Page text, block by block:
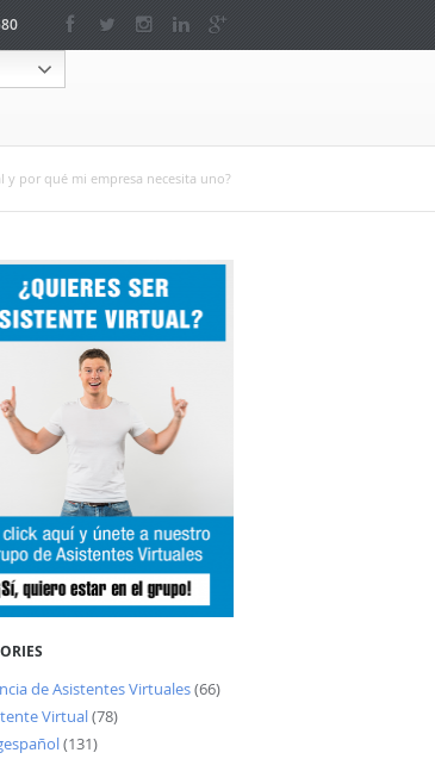
y por qué mi empresa necesita uno?
de Asistentes Virtuales(66)
Virtual(78)
(131)